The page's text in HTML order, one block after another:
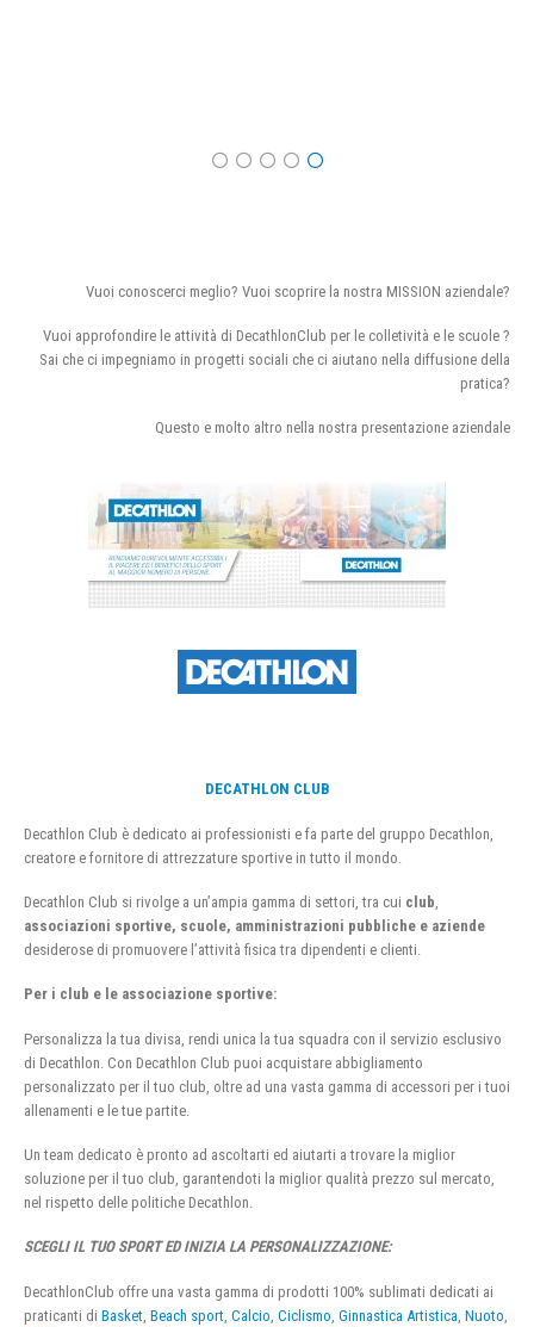
Vuoi conoscerci meglio? Vuoi scoprire la nostra MISSION aziendale?
Vuoi approfondire le attività di DecathlonClub per le colletività e le scuole ?
Sai che ci impegniamo in progetti sociali che ci aiutano nella diffusione della
pratica?
Questo e molto altro nella nostra presentazione aziendale
DECATHLON CLUB
Decathlon Club è dedicato ai professionisti e fa parte del gruppo Decathlon,
creatore e fornitore di attrezzature sportive in tutto il mondo.
Decathlon Club si rivolge a un’ampia gamma di settori, tra cui club
associazioni sportive, scuole, amministrazioni pubbliche e aziende
desiderose di promuovere l’attività fisica tra dipendenti e clienti.
Per i club e le associazione sportive:
Personalizza la tua divisa, rendi unica la tua squadra con il servizio esclusivo
di Decathlon. Con Decathlon Club puoi acquistare abbigliamento
personalizzato per il tuo club, oltre ad una vasta gamma di accessori per i tuoi
allenamenti e le tue partite.
Un team dedicato è pronto ad ascoltarti ed aiutarti a trovare la miglior
soluzione per il tuo club, garantendoti la miglior qualità prezzo sul mercato,
nel rispetto delle politiche Decathlon.
SCEGLI IL TUO SPORT ED INIZIA LA PERSONALIZZAZIONE:
DecathlonClub offre una vasta gamma di prodotti 100% sublimati dedicati ai
praticanti di Basket Beach sport Calcio Ciclismo Ginnastica Artistica Nuoto